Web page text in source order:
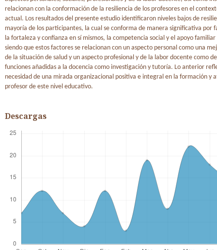
relacionan con la conformación de la resiliencia de los profesores en el
actual. Los resultados del presente estudio identificaron niveles bajos de
mayoría de los participantes, la cual se conforma de manera significativa por
la fortaleza y confianza en sí mismos, la competencia social y el apoyo
siendo que estos factores se relacionan con un aspecto personal como una
de la situación de salud y un aspecto profesional y de la labor docente como
funciones añadidas a la docencia como investigación y tutoría. Lo anterior
necesidad de una mirada organizacional positiva e integral en la formación y
profesor de este nivel educativo.
Descargas